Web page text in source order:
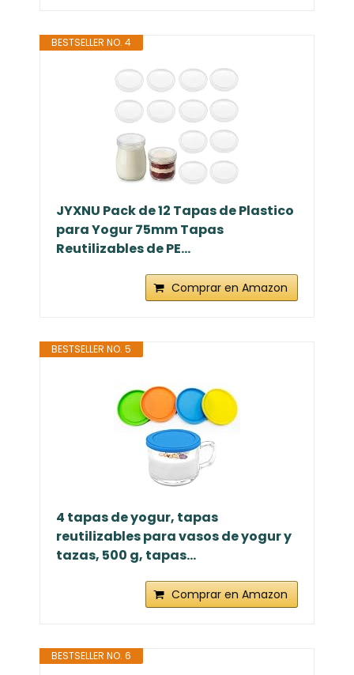
BESTSELLER NO. 4
JYXNU Pack de 12 Tapas de Plastico
para Yogur 75mm Tapas
Reutilizables de PE...
Comprar en Amazon
BESTSELLER NO. 5
4 tapas de yogur, tapas
reutilizables para vasos de yogur y
tazas, 500 g, tapas...
Comprar en Amazon
BESTSELLER NO. 6